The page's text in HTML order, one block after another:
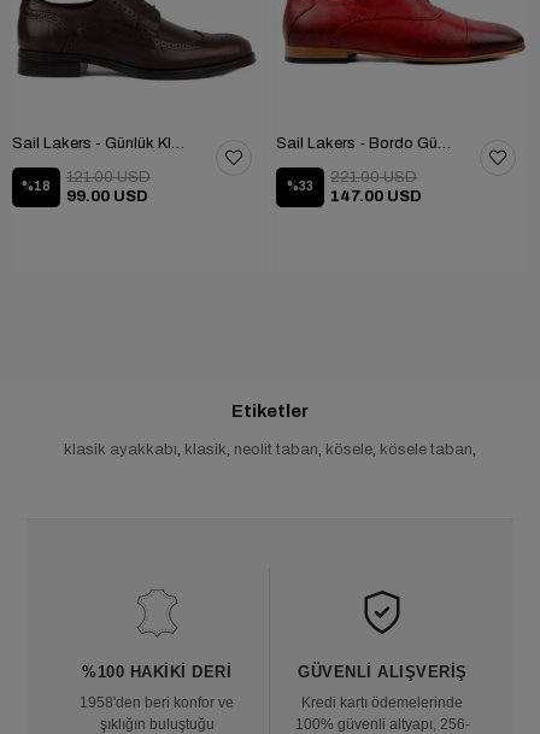
%18
99.00 USD
121.00 USD
%33
147.00 USD
221.00 USD
Etiketler
klasik ayakkabı klasik neolit taban kösele kösele taban
%100 HAKIKI DERI
1958'den beri konfor ve
şıklığın buluştuğu
GÜVENLI ALIŞVERIŞ
Kredi kartı ödemelerinde
100% güvenli altyapı, 256-